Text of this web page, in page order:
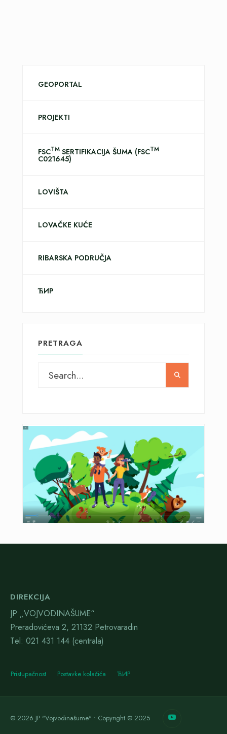
GEOPORTAL
PROJEKTI
FSCTM SERTIFIKACIJA ŠUMA (FSCTM
C021645)
LOVIŠTA
LOVAČKE KUĆE
RIBARSKA PODRUČJA
ЋИР
PRETRAGA
DIREKCIJA
JP „VOJVODINAŠUME“
Preradovićeva 2, 21132 Petrovaradin
Тel: 021 431 144 (centrala)
Pristupačnost Postavke kolačića ЋИР
© 2026 JP "Vojvodinašume" • Copyright © 2025